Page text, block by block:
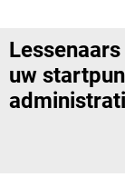
uw